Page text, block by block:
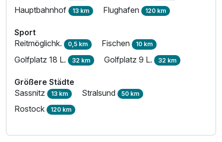
Hauptbahnhof 13 km Flughafen 120 km
Sport
Reitmöglichk. 0,5 km Fischen 10 km
Golfplatz 18 L. 32 km Golfplatz 9 L. 32 km
Größere Städte
Sassnitz 13 km Stralsund 50 km
Rostock 120 km